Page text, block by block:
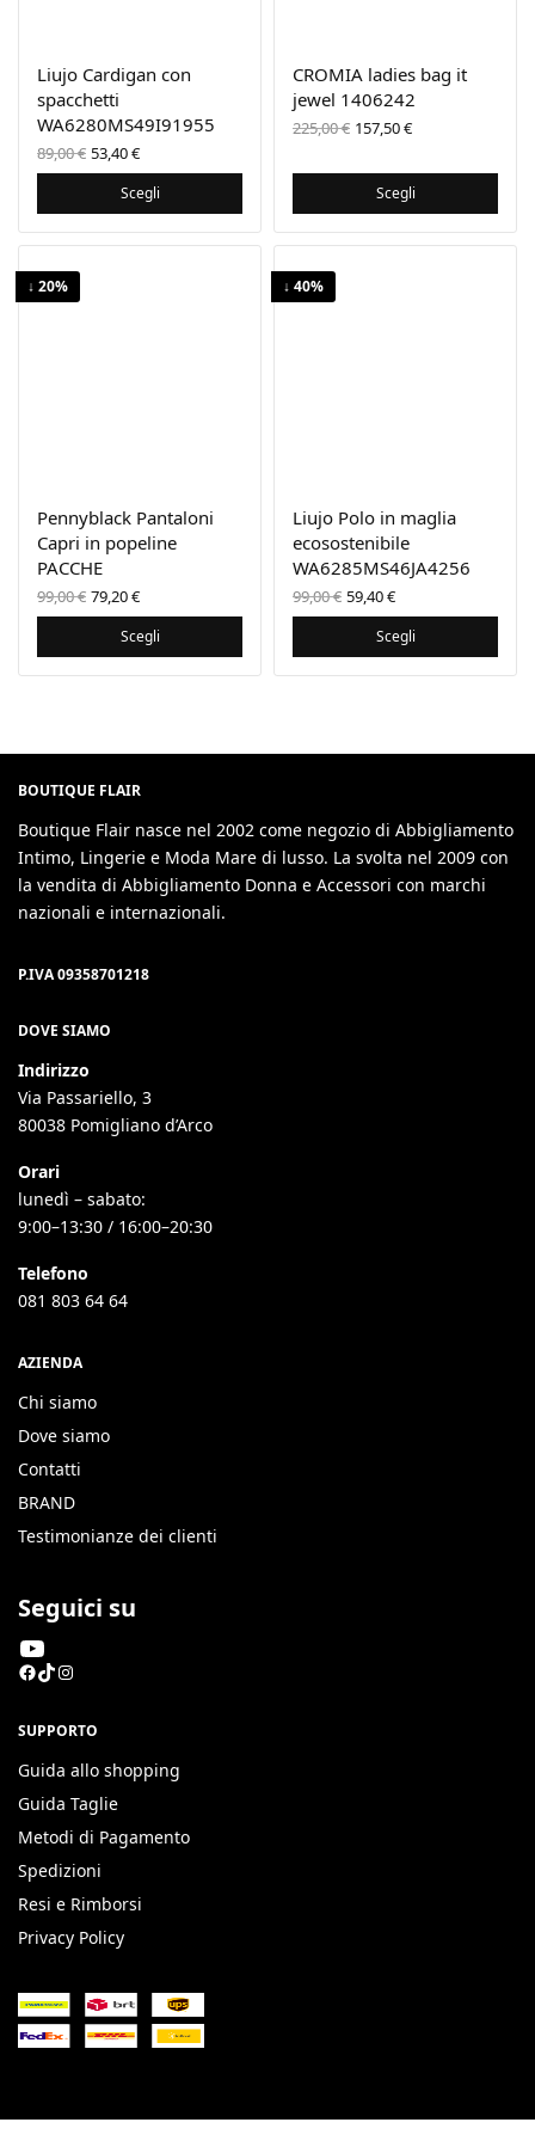
Liujo Cardigan con
spacchetti
WA6280MS49I91955
89,00€ Il prezzo
originale
era:
89,00 €.
53,40€Il
prezzo
attuale
è:
53,40 €.
Scegli
CROMIA ladies bag it
jewel 1406242
225,00€ Il prezzo
originale
225,00 €.
157,50€Il prezzo
157,50 €.
Scegli
↓ 20%
Pennyblack Pantaloni
Capri in popeline
PACCHE
99,00€ Il prezzo
originale
era:
99,00 €.
79,20€Il
prezzo
attuale
è:
79,20 €.
Scegli
↓ 40%
Liujo Polo in maglia
ecosostenibile
WA6285MS46JA4256
99,00€ Il prezzo
originale
era:
99,00 €.
59,40€Il
prezzo
attuale
è:
59,40 €.
Scegli
BOUTIQUE FLAIR
Boutique Flair nasce nel 2002 come negozio di Abbigliamento
Intimo, Lingerie e Moda Mare di lusso. La svolta nel 2009 con
la vendita di Abbigliamento Donna e Accessori con marchi
nazionali e internazionali.
P.IVA 09358701218
DOVE SIAMO
Indirizzo
Via Passariello, 3
80038 Pomigliano d’Arco
Orari
lunedì – sabato:
9:00–13:30 / 16:00–20:30
Telefono
081 803 64 64
AZIENDA
Chi siamo
Dove siamo
Contatti
BRAND
Testimonianze dei clienti
Seguici su
SUPPORTO
Guida allo shopping
Guida Taglie
Metodi di Pagamento
Spedizioni
Resi e Rimborsi
Privacy Policy